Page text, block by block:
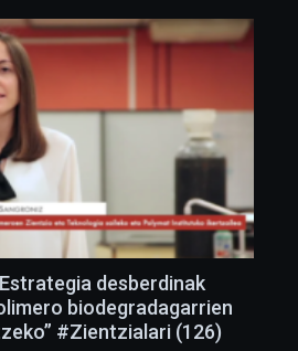
desberdinak
biodegradagarrien
#Zientzialari (126)